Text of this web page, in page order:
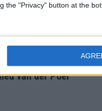
the "Privacy" button at the
van der Poel